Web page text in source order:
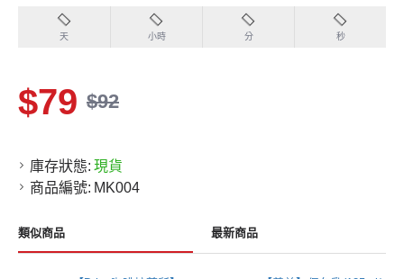
庫存狀態: 現貨
商品編號: MK004
天 小時 分 秒
$79 $92
類似商品 最新商品